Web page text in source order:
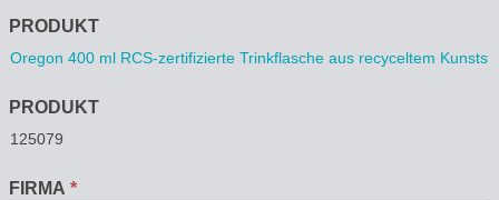
Anfrage
PRODUKT
PRODUKT
FIRMA *